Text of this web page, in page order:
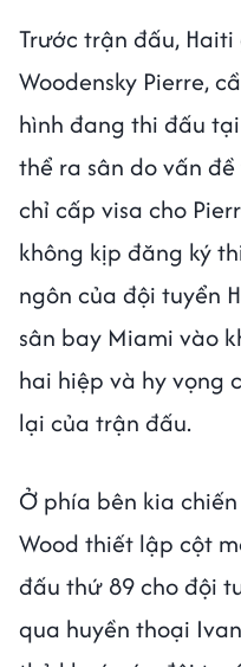
Trước trận đấu,
Woodensky Pierre,
hình đang thi đấu
thể ra sân do vấn
chỉ cấp visa cho
không kịp đăng ký
ngôn của đội tuyển
sân bay Miami vào
hai hiệp và hy vọng
lại của trận đấu.
Ở phía bên kia
Wood thiết lập cột
đấu thứ 89 cho đội
qua huyền thoại